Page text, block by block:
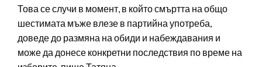
Това се случи в момент, в който смъртта на общо
шестимата мъже влезе в партийна употреба,
доведе до размяна на обиди и набеждавания и
може да донесе конкретни последствия по време на